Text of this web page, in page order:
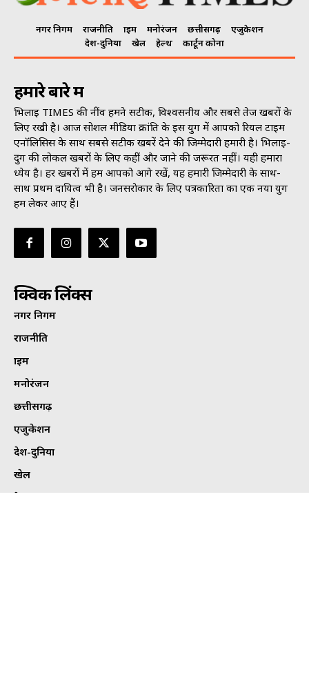
नगर निगम राजनीति क्राइम मनोरंजन छत्तीसगढ़
एजुकेशन
देश-दुनिया
खेल हेल्थ कार्टून कोना
हमारे बारे में
भिलाई TIMES की नींव हमने सटीक, विश्वसनीय और सबसे तेज खबरों के
लिए रखी है। आज सोशल मीडिया क्रांति के इस युग में आपको रियल टाइम
एनॉलिसिस के साथ सबसे सटीक खबरें देने की जिम्मेदारी हमारी है। भिलाई-
दुर्ग की लोकल खबरों के लिए कहीं और जाने की जरूरत नहीं। यही हमारा
ध्येय है। हर खबरों में हम आपको आगे रखें, यह हमारी जिम्मेदारी के साथ-
साथ प्रथम दायित्व भी है। जनसराेकार के लिए पत्रकारिता का एक नया युग
हम लेकर आए हैं।
क्विक लिंक्स
नगर निगम
राजनीति
क्राइम
मनोरंजन
छत्तीसगढ़
एजुकेशन
देश-दुनिया
खेल
हेल्थ